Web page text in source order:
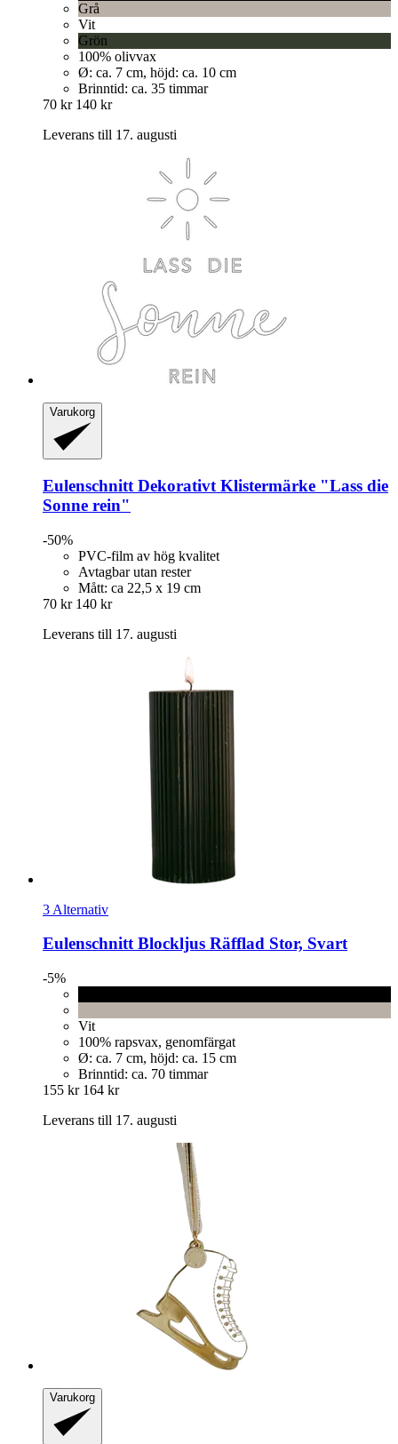
Grå
Vit
Grön
100% olivvax
Ø: ca. 7 cm, höjd: ca. 10 cm
Brinntid: ca. 35 timmar
70 kr 140 kr
Leverans till 17. augusti
Varukorg
Eulenschnitt Dekorativt Klistermärke "Lass die
Sonne rein"
-50%
PVC-film av hög kvalitet
Avtagbar utan rester
Mått: ca 22,5 x 19 cm
70 kr 140 kr
Leverans till 17. augusti
3 Alternativ
EulenschnittBlockljus Räfflad Stor, Svart
-5%
Vit
100% rapsvax, genomfärgat
Ø: ca. 7 cm, höjd: ca. 15 cm
Brinntid: ca. 70 timmar
155 kr 164 kr
Leverans till 17. augusti
Varukorg